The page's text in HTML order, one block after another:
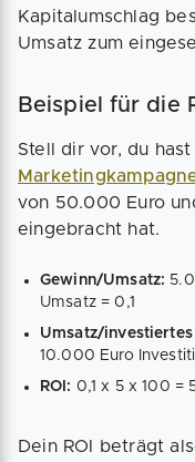
Kapitalumschlag
Umsatz zum
Beispiel für die
Stell dir vor, du
von 50.000 Euro
eingebracht hat.
Gewinn/Umsatz:
Umsatz = 0,1
Umsatz/
10.000 Euro
ROI: 0,1 x 5 x 100 =
Dein ROI beträgt